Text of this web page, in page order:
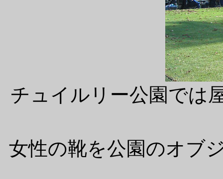
チュイルリー公園では
女性の靴を公園のオブ